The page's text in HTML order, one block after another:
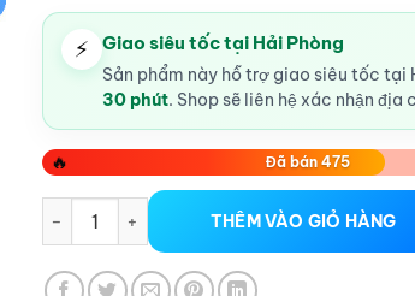
⚡ Giao siêu tốc tại Hải Phòng
Sản phẩm này hỗ trợ giao siêu tốc tại
30 phút. Shop sẽ liên hệ xác nhận
🔥 Đã bán 475
combo 5 bao cao su 2 bi ở đầu số lượng
THÊM VÀO GIỎ HÀNG